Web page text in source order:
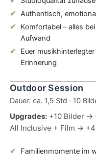
Authentisch,
Komfortabel – alles
Aufwand
Euer
Erinnerung
Outdoor Session
Dauer: ca. 1,5 Std · 10
Upgrades: +10 Bilder →
All Inclusive + Film →
Familienmomente im